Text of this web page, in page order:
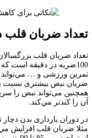
تعداد ضربان قلب
100ضربه در دقیقه است
تمرین ورزشی و … مي‌تواند
ضربان نبض بیشتری نسبت
همچنین می‌تواند نبض را
آن را کند‌تر مي‌کند.
در دوران بارداری بدن
مثلا ضربان قلب افزايش